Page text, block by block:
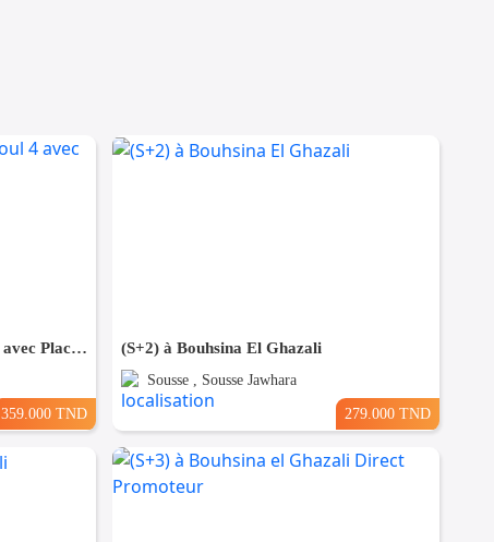
(S+2) avec meubles à Sahloul 4 avec Place de Parking
359.000 TND
(S+2) à Bouhsina El Ghazali
Sousse , Sousse Jawhara
279.000 TND